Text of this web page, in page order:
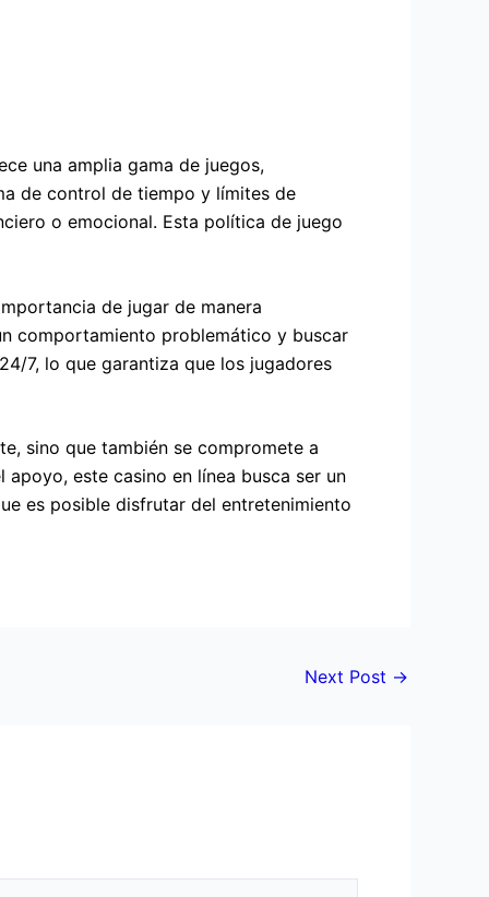
una amplia gama de juegos,
de control de tiempo y límites de
o emocional. Esta política de juego
de jugar de manera
comportamiento problemático y buscar
7, lo que garantiza que los jugadores
sino que también se compromete a
este casino en línea busca ser un
es posible disfrutar del entretenimiento
Next Post →